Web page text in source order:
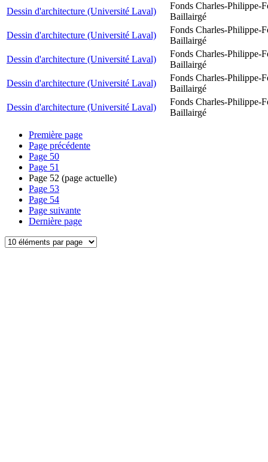
Dessin d'architecture (Université Laval)
Fonds Charles-Philippe-
Baillairgé
Dessin d'architecture (Université Laval)
Fonds Charles-Philippe-
Baillairgé
Dessin d'architecture (Université Laval)
Fonds Charles-Philippe-
Baillairgé
Dessin d'architecture (Université Laval)
Fonds Charles-Philippe-
Baillairgé
Dessin d'architecture (Université Laval)
Fonds Charles-Philippe-
Baillairgé
Première page
Page précédente
Page 50
Page 51
Page 52 (page actuelle)
Page 53
Page 54
Page suivante
Dernière page